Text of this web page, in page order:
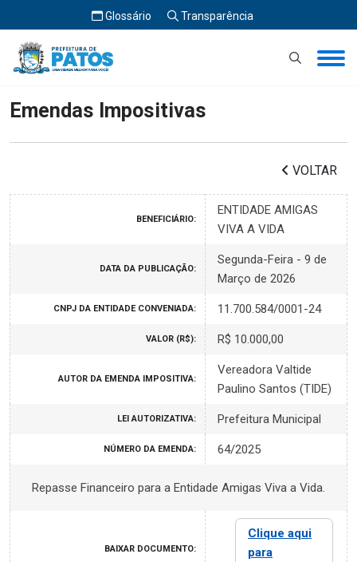
Glossário Transparência
Início Emendas Impositivas
Emendas Impositivas
VOLTAR
BENEFICIÁRIO:
ENTIDADE AMIGAS
VIVA A VIDA
DATA DA PUBLICAÇÃO:
Segunda-Feira - 9 de
Março de 2026
CNPJ DA ENTIDADE CONVENIADA: 11.700.584/0001-24
VALOR (R$): R$ 10.000,00
AUTOR DA EMENDA IMPOSITIVA:
Vereadora Valtide
Paulino Santos (TIDE)
LEI AUTORIZATIVA: Prefeitura Municipal
NÚMERO DA EMENDA: 64/2025
Repasse Financeiro para a Entidade Amigas Viva a Vida.
BAIXAR DOCUMENTO:
Clique aqui
para